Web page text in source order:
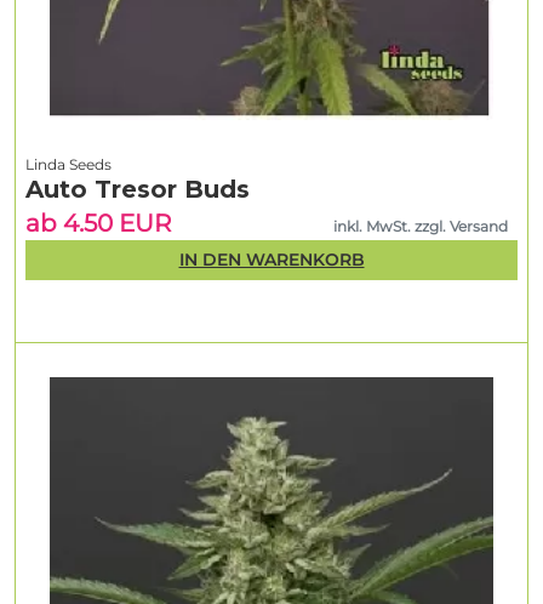
Linda Seeds
Auto Tresor Buds
ab 4.50 EUR
inkl. MwSt. zzgl. Versand
IN DEN WARENKORB